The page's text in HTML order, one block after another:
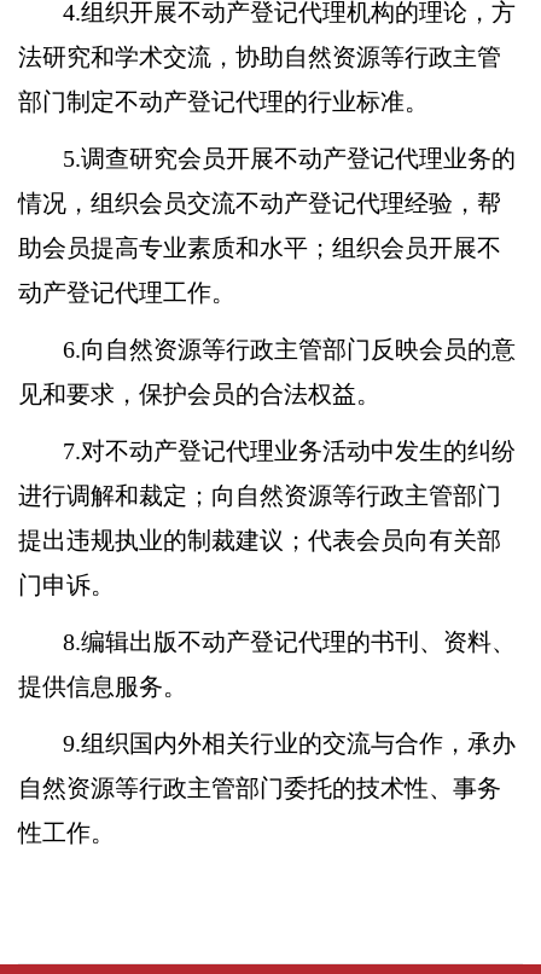
4.组织开展不动产登记代理机构的理论，方
法研究和学术交流，协助自然资源等行政主管
部门制定不动产登记代理的行业标准。
5.调查研究会员开展不动产登记代理业务的
情况，组织会员交流不动产登记代理经验，帮
助会员提高专业素质和水平；组织会员开展不
动产登记代理工作。
6.向自然资源等行政主管部门反映会员的意
见和要求，保护会员的合法权益。
7.对不动产登记代理业务活动中发生的纠纷
进行调解和裁定；向自然资源等行政主管部门
提出违规执业的制裁建议；代表会员向有关部
门申诉。
8.编辑出版不动产登记代理的书刊、资料、
提供信息服务。
9.组织国内外相关行业的交流与合作，承办
自然资源等行政主管部门委托的技术性、事务
性工作。